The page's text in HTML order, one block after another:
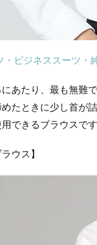
・ビジネススーツ・
あたり、最も無難
たときに少し首が
できるブラウスです
ウス】